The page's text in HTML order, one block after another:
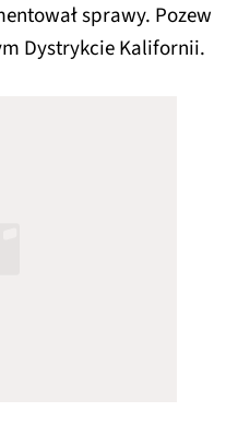
sprawy. Pozew
Dystrykcie Kalifornii.